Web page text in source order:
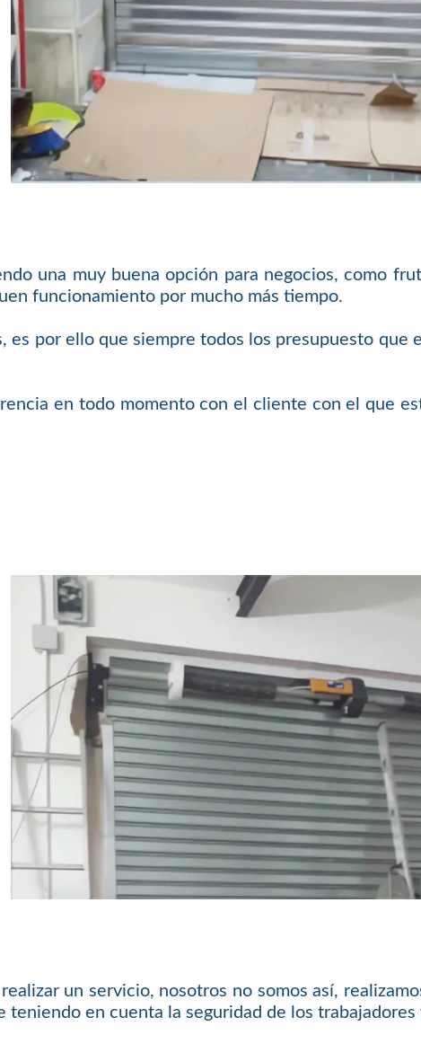
una muy buena opción para negocios, como
funcionamiento por mucho más tiempo.
por ello que siempre todos los presupuesto que
en todo momento con el cliente con el que
un servicio, nosotros no somos así,
en cuenta la seguridad de los trabajadores